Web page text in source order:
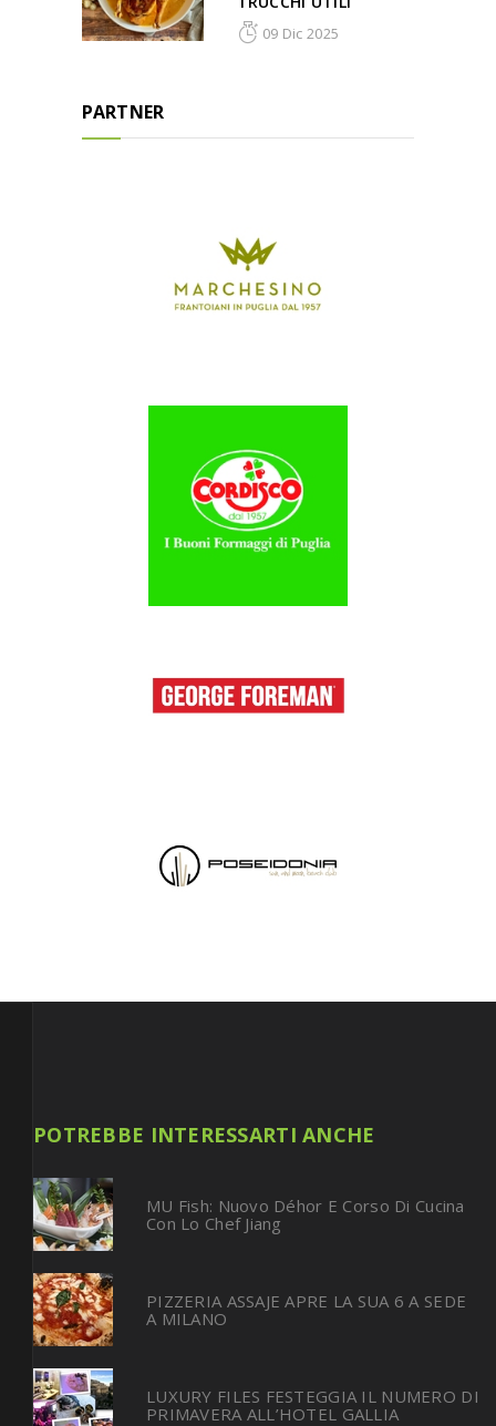
09 Dic 2025
PARTNER
POTREBBE INTERESSARTI ANCHE
MU Fish: Nuovo Déhor E Corso Di Cucina
Con Lo Chef Jiang
PIZZERIA ASSAJE APRE LA SUA 6 A SEDE
A MILANO
LUXURY FILES FESTEGGIA IL NUMERO DI
PRIMAVERA ALL’HOTEL GALLIA